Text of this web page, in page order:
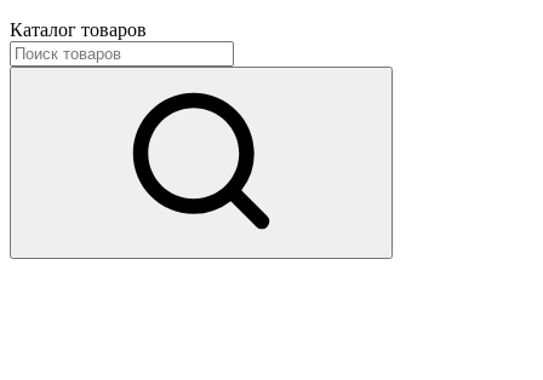
Каталог товаров